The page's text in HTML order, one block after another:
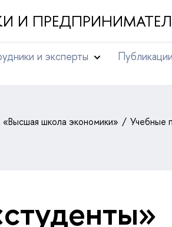
И
и эксперты Публикации
«Высшая школа экономики» Учебные